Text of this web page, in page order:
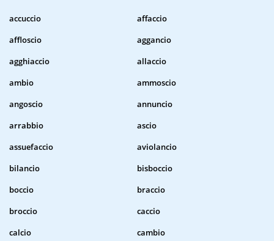
accuccio
affaccio
affloscio
aggancio
agghiaccio
allaccio
ambio
ammoscio
angoscio
annuncio
arrabbio
ascio
assuefaccio
aviolancio
bilancio
bisboccio
boccio
braccio
broccio
caccio
calcio
cambio